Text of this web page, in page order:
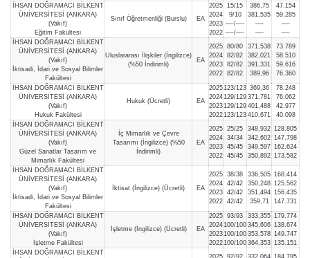
İHSAN DOĞRAMACI BİLKENT
ÜNİVERSİTESİ (ANKARA)
(Vakıf)
Eğitim Fakültesi
Sınıf Öğretmenliği (Burslu) EA
2025
2024
2023
2022
15/15
9/10
—-/—-
—-/—-
386,75
381,535
—-
—-
47.154
59.285
—-
—-
İHSAN DOĞRAMACI BİLKENT
ÜNİVERSİTESİ (ANKARA)
(Vakıf)
İktisadi, İdari ve Sosyal Bilimler
Fakültesi
Uluslararası İlişkiler (İngilizce)
(%50 İndirimli)
EA
2025
2024
2023
2022
80/80
82/82
82/82
82/82
371,538
382,021
391,331
389,96
73.789
58.510
59.616
76.360
İHSAN DOĞRAMACI BİLKENT
ÜNİVERSİTESİ (ANKARA)
(Vakıf)
Hukuk Fakültesi
Hukuk (Ücretli) EA
2025
2024
2023
2022
123/123
129/129
129/129
123/123
369,36
371,781
401,488
410,671
78.248
76.062
42.977
40.098
İHSAN DOĞRAMACI BİLKENT
ÜNİVERSİTESİ (ANKARA)
(Vakıf)
Güzel Sanatlar Tasarım ve
Mimarlık Fakültesi
İç Mimarlık ve Çevre
Tasarımı (İngilizce) (%50
İndirimli)
EA
2025
2024
2023
2022
25/25
34/34
45/45
45/45
348,932
342,602
349,597
350,892
128.805
147.798
162.624
173.582
İHSAN DOĞRAMACI BİLKENT
ÜNİVERSİTESİ (ANKARA)
(Vakıf)
İktisadi, İdari ve Sosyal Bilimler
Fakültesi
İktisat (İngilizce) (Ücretli) EA
2025
2024
2023
2022
38/38
42/42
42/42
42/42
336,505
350,248
351,494
359,71
168.414
125.562
156.435
147.731
İHSAN DOĞRAMACI BİLKENT
ÜNİVERSİTESİ (ANKARA)
(Vakıf)
İşletme Fakültesi
İşletme (İngilizce) (Ücretli) EA
2025
2024
2023
2022
93/93
100/100
100/100
100/100
333,355
345,606
353,578
364,353
179.774
138.674
149.747
135.151
İHSAN DOĞRAMACI BİLKENT
2025 92/92
332,064 184.795